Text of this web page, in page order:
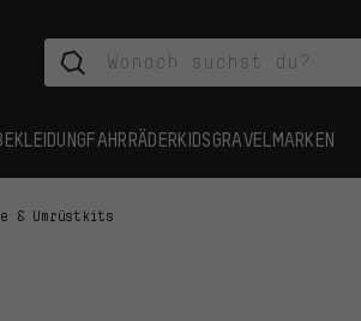
FAHRRÄDERKIDSGRAVEL MARKEN
& Umrüstkits